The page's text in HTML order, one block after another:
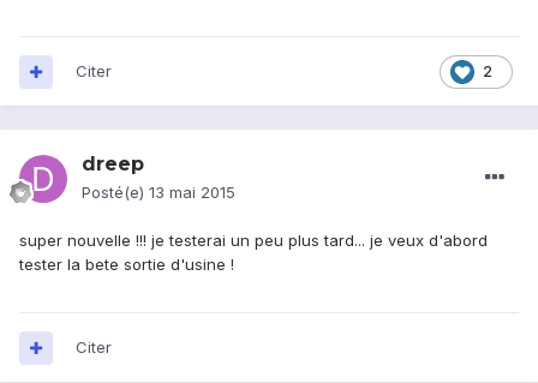
2
Citer
dreep
Posté(e) 13 mai 2015
super nouvelle !!! je testerai un peu plus tard... je veux d'abord
tester la bete sortie d'usine !
Citer